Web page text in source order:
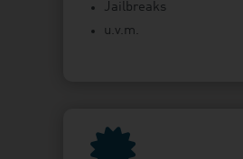
Jailbreaks
u.v.m.
